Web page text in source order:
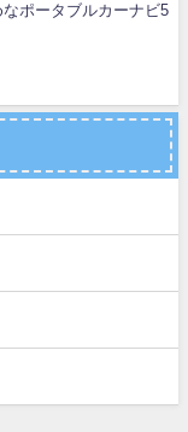
ポータブルカーナビ5